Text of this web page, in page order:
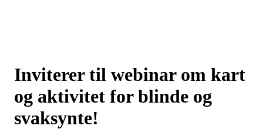
Inviterer til webinar om kart
og aktivitet for blinde og
svaksynte!